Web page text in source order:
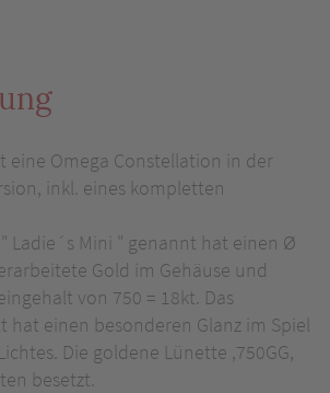
eine Omega Constellation in der
inkl. eines kompletten
Ladie´s Mini " genannt hat einen Ø
Gold im Gehäuse und
von 750 = 18kt. Das
hat einen besonderen Glanz im Spiel
Die goldene Lünette ,750GG,
besetzt.